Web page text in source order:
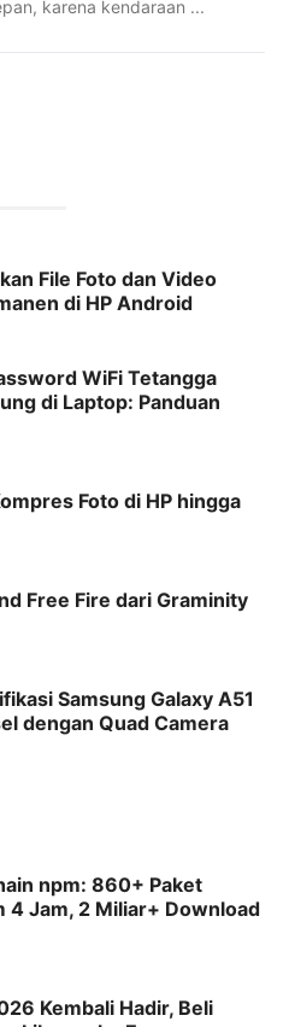
karena kendaraan ...
File Foto dan Video
di HP Android
WiFi Tetangga
di Laptop: Panduan
Foto di HP hingga
Free Fire dari Graminity
Samsung Galaxy A51
dengan Quad Camera
npm: 860+ Paket
4 Jam, 2 Miliar+ Download
Kembali Hadir, Beli